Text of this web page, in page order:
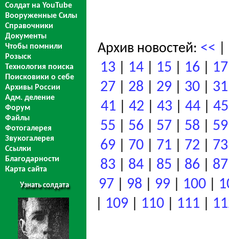
Солдат на YouTube
Вооруженные Силы
Справочники
Документы
Чтобы помнили
Розыск
Технология поиска
Поисковики о себе
Архивы России
Адм. деление
Форум
Файлы
Фотогалерея
Звукогалерея
Ссылки
Благодарности
Карта сайта
Узнать солдата
Архив новостей: <<
13
14 15 16 17
27 28 29 30 31
41 42 43 44 45
55 56 57 58 59
69 70 71 72 73
83 84 85 86 87
97 98 99 100
109| 110| 111